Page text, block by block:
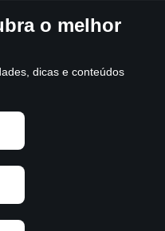
o melhor
dicas e conteúdos